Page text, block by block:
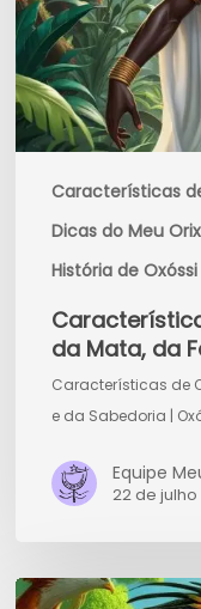
Características
Dicas do Meu
História de Oxóssi
Mata,
da
Fartura
e
da
da Mata, da
Características de
e da Sabedoria |
Equipe
22 de
História